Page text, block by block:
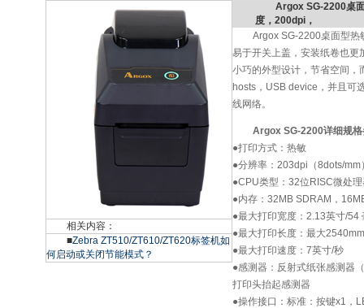
相关内容：
■Zebra ZT510/ZT610/ZT620标签机如
何启动或关闭节能模式？
Argox SG-2200桌
度，200dpi，
Argox SG-2200桌面型热
易于开关上盖，安装纸卷也更
小巧的外型设计，节省空间，
hosts，USB device，并且可
线网络。
Argox SG-2200详细规格
●打印方式：热敏
●分辨率：203dpi（8dots/mm
●CPU类型：32位RISC微处
●内存：32MB SDRAM，
●最大打印宽度：2.13英寸/54
●最大打印长度：最大2540mm
●最大打印速度：7英寸/秒
●感测器：反射式纸张感测器
打印头抬起感测器
●操作接口：标准：按键x1，